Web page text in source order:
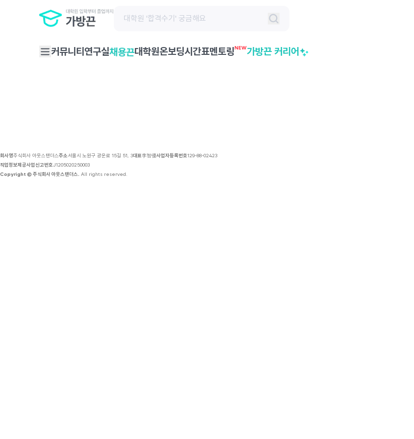
커뮤니티 연구실채용끈대학원온보딩시간표멘토링NEW가방끈 커리어
회사명주식회사 아웃스탠더스주소서울시 노원구 광운로 15길 51, 3대표李智優사업자등록번호129-88-02423
직업정보제공사업신고번호J1205020250003
Copyright © 주식회사 아웃스탠더스. All rights reserved.